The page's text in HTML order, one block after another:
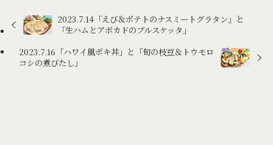
2023.7.14「えび＆ポテトのナスミートグラタン」と
「生ハムとアボカドのブルスケッタ」
2023.7.16「ハワイ風ポキ丼」と「旬の枝豆＆トウモロ
コシの煮びたし」